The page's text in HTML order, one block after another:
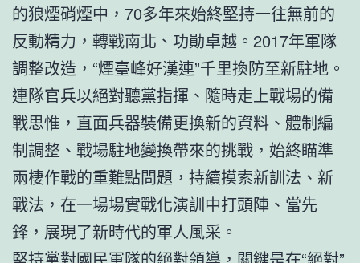
的狼煙硝煙中，70多年來始終堅持一往無前的
反動精力，轉戰南北、功勛卓越。2017年軍隊
調整改造，“煙臺峰好漢連”千里換防至新駐地。
連隊官兵以絕對聽黨指揮、隨時走上戰場的備
戰思惟，直面兵器裝備更換新的資料、體制編
制調整、戰場駐地變換帶來的挑戰，始終瞄準
兩棲作戰的重難點問題，持續摸索新訓法、新
戰法，在一場場實戰化演訓中打頭陣、當先
鋒，展現了新時代的軍人風采。
堅持黨對國民軍隊的絕對領導，關鍵是在“絕對”